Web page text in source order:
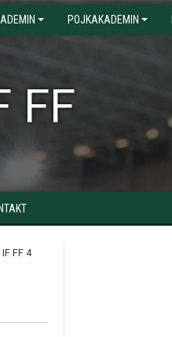
POJKAKADEMIN
FF